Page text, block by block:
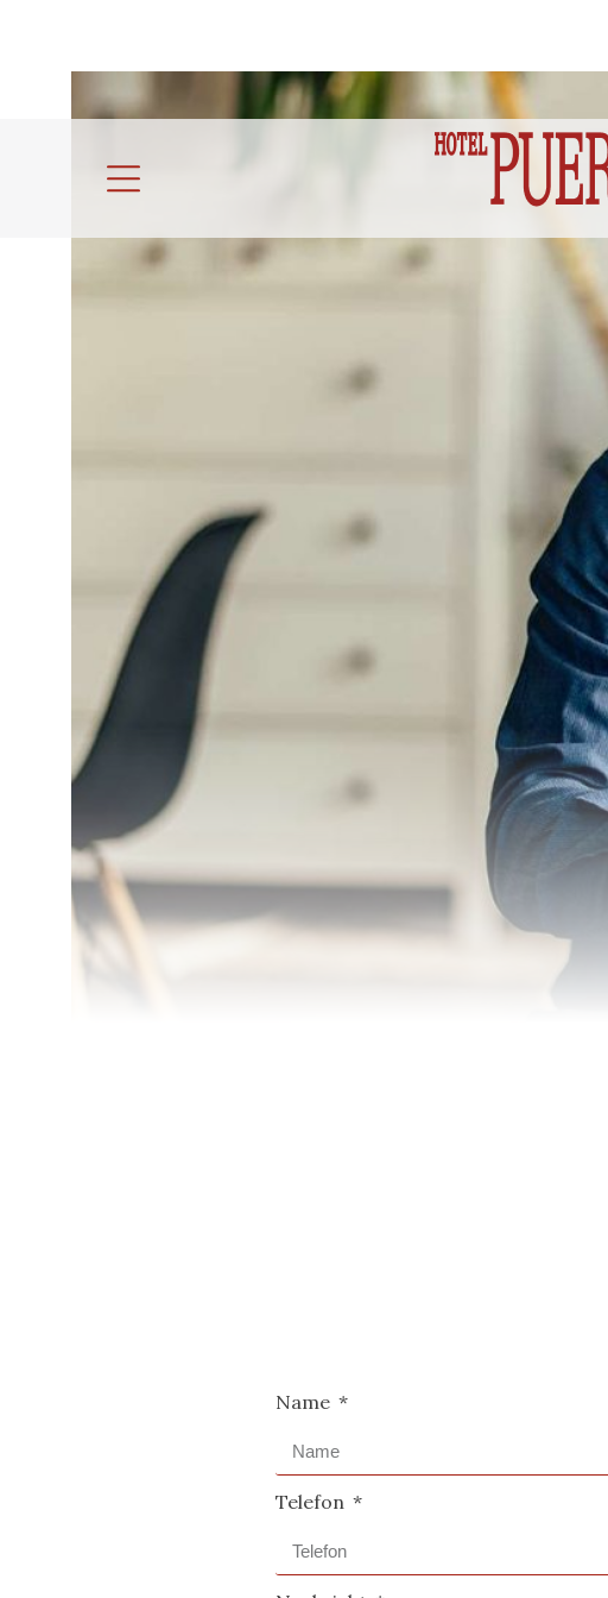
Name
Telefon